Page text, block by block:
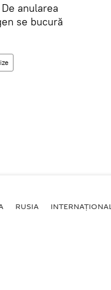
anularea
se bucură
RUSIA INTERNAȚIONAL